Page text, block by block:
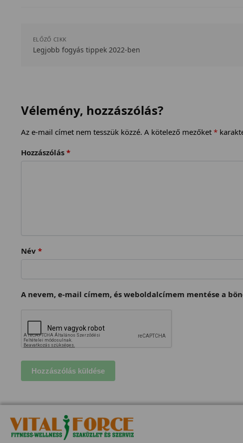
ELŐZŐ CIKK
Legjobb fogyás tippek 2022-ben
Vélemény, hozzászólás?
Az e-mail címet nem tesszük közzé. A kötelező mezőket *
Hozzászólás *
Név *
A nevem, e-mail címem, és weboldalcímem mentése a